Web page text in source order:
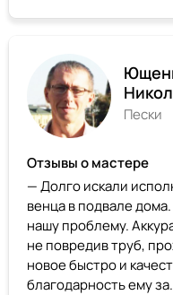
Пески
Отзывы о мастере
— Долго искали
венца в подвале
нашу проблему.
не повредив труб,
новое быстро и
благодарность ему